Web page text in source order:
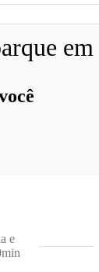
em
e